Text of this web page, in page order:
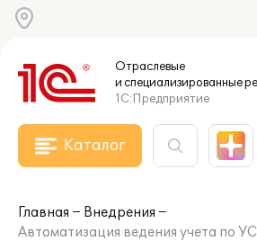
Отраслевые
и специализированные
1С:Предприятие
Каталог
Главная
Внедрения
Автоматизация ведения учета по